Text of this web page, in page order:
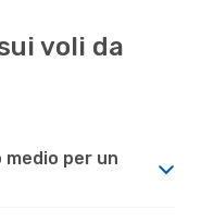
voli da
medio per un